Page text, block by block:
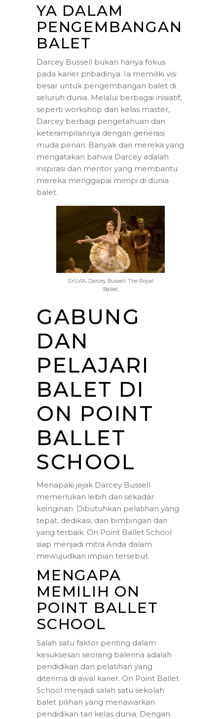
YA DALAM
PENGEMBANGAN
BALET
Darcey Bussell bukan hanya fokus
pada karier pribadinya. Ia memiliki visi
besar untuk pengembangan balet di
seluruh dunia. Melalui berbagai inisiatif,
seperti workshop dan kelas master,
Darcey berbagi pengetahuan dan
keterampilannya dengan generasi
muda penari. Banyak dari mereka yang
mengatakan bahwa Darcey adalah
inspirasi dan mentor yang membantu
mereka menggapai mimpi di dunia
balet.
SYLVIA, Darcey Bussell; The Royal
Ballet,
GABUNG
DAN
PELAJARI
BALET DI
ON POINT
BALLET
SCHOOL
Menapaki jejak Darcey Bussell
memerlukan lebih dari sekadar
keinginan. Dibutuhkan pelatihan yang
tepat, dedikasi, dan bimbingan dari
yang terbaik. On Point Ballet School
siap menjadi mitra Anda dalam
mewujudkan impian tersebut.
MENGAPA
MEMILIH ON
POINT BALLET
SCHOOL
Salah satu faktor penting dalam
kesuksesan seorang balerina adalah
pendidikan dan pelatihan yang
diterima di awal karier. On Point Ballet
School menjadi salah satu sekolah
balet pilihan yang menawarkan
pendidikan tari kelas dunia. Dengan